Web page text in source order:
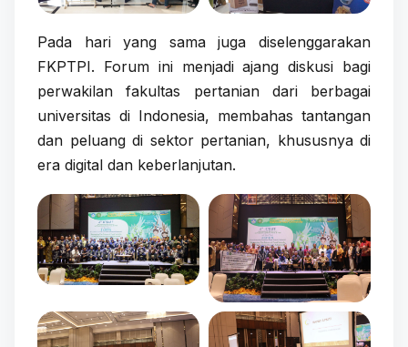
Pada hari yang sama juga diselenggarakan
FKPTPI. Forum ini menjadi ajang diskusi bagi
perwakilan fakultas pertanian dari berbagai
universitas di Indonesia, membahas tantangan
dan peluang di sektor pertanian, khususnya di
era digital dan keberlanjutan.